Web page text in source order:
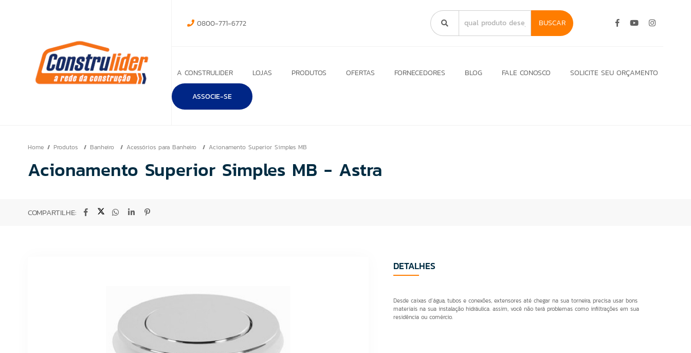
0800-771-6772 BUSCAR
A CONSTRULIDER LOJAS PRODUTOS OFERTAS FORNECEDORES BLOG FALE CONOSCO SOLICITE SEU ORÇAMENTO
ASSOCIE-SE
Home Produtos Banheiro Acessórios para Banheiro Acionamento Superior Simples MB
Acionamento Superior Simples MB - Astra
COMPARTILHE:
DETALHES
Desde caixas d´água, tubos e conexões, extensores até chegar na sua torneira, precisa usar bons
materiais na sua instalação hidráulica. assim, você não terá problemas como infiltrações em sua
residência ou comércio.